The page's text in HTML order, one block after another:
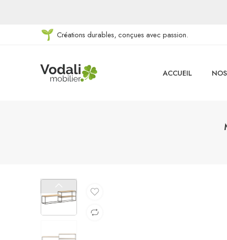
Créations durables, conçues avec passion.
ACCUEIL